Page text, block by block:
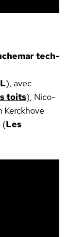
tech­
), avec
toits), Nico­
Ker­ck­hove
(Les